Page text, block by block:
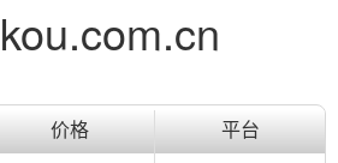
价格
平台